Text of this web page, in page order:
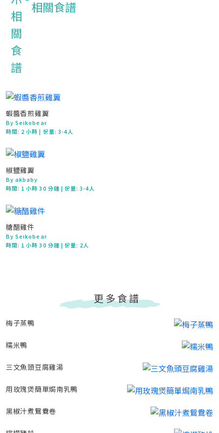
相關食譜
蝦醬香煎雞翼
By Seikobear
時間: 2 小時| 份量: 3-4人
椒鹽雞翼
By akbaby
時間: 1 小時 30 分鐘 | 份量: 3-4人
糖醋雞件
By Seikobear
時間: 1 小時 30 分鐘 | 份量: 2人
更多食譜
梅子蒸鴨
糯米鴨
三文魚頭豆腐雞湯
用玫瑰煲簡單焗南乳鴨
黑椒汁煮鴛鴦卷